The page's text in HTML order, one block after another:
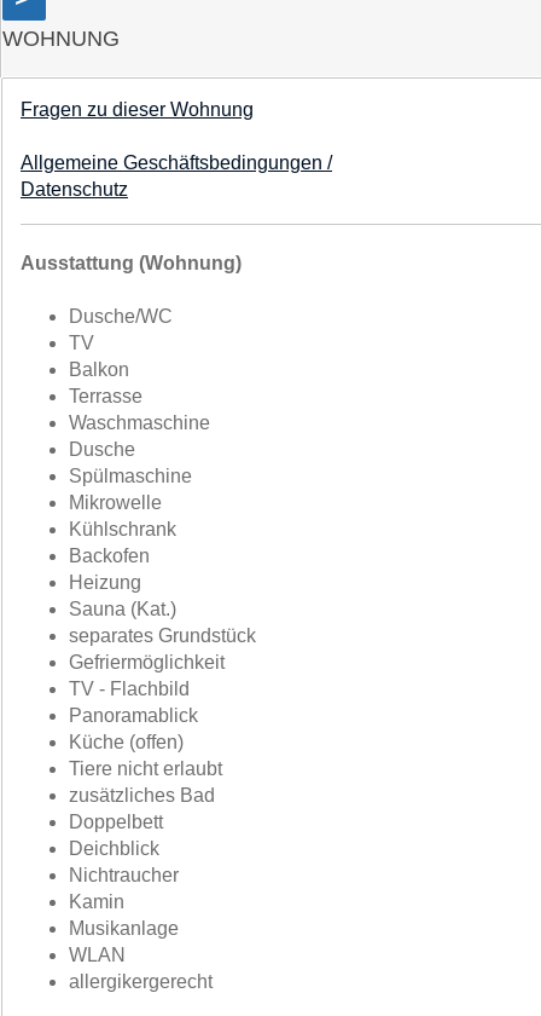
WOHNUNG
Fragen zu dieser Wohnung
Allgemeine Geschäftsbedingungen /
Datenschutz
Ausstattung (Wohnung)
Dusche/WC
TV
Balkon
Terrasse
Waschmaschine
Dusche
Spülmaschine
Mikrowelle
Kühlschrank
Backofen
Heizung
Sauna (Kat.)
separates Grundstück
Gefriermöglichkeit
TV - Flachbild
Panoramablick
Küche (offen)
Tiere nicht erlaubt
zusätzliches Bad
Doppelbett
Deichblick
Nichtraucher
Kamin
Musikanlage
WLAN
allergikergerecht